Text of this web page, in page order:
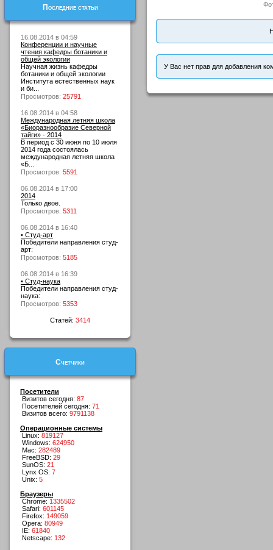
Последние статьи
16.08.2014 в 04:59
Конференции и научные
чтения кафедры ботаники и
общей экологии
Научная жизнь кафедры
ботаники и общей экологии
Института естественных наук
и би...
Просмотров: 25791
16.08.2014 в 04:58
Международная летняя школа
«Биоразнообразие Северной
тайги» - 2014
В период с 30 июня по 10 июля
2014 года состоялась
международная летняя школа
«Б...
Просмотров: 5591
06.08.2014 в 17:00
2014
Только двое.
Просмотров: 5311
06.08.2014 в 16:40
• Студ-арт
Победители направления студ-
арт:
Просмотров: 5185
06.08.2014 в 16:39
• Студ-наука
Победители направления студ-
наука:
Просмотров: 5353
Статей: 3414
Счетчики
Посетители
Визитов сегодня: 87
Посетителей сегодня: 71
Визитов всего: 9791138
Операционные системы
Linux: 819127
Windows: 624950
Mac: 282489
FreeBSD: 29
SunOS: 21
Lynx OS: 7
Unix: 5
Браузеры
Chrome: 1335502
Safari: 601145
Firefox: 149059
Opera: 80949
IE: 61840
Netscape: 132
У Вас нет прав для добавления